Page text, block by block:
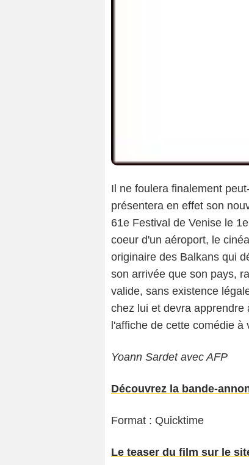
Il ne foulera finalement
présentera en effet son
61e Festival de Venise le
coeur d'un aéroport, le
originaire des Balkans qui
son arrivée que son pays,
valide, sans existence
chez lui et devra apprendre
l'affiche de cette comédie à
Yoann Sardet avec AFP
Découvrez la bande-
Format : Quicktime
Le teaser du film sur le